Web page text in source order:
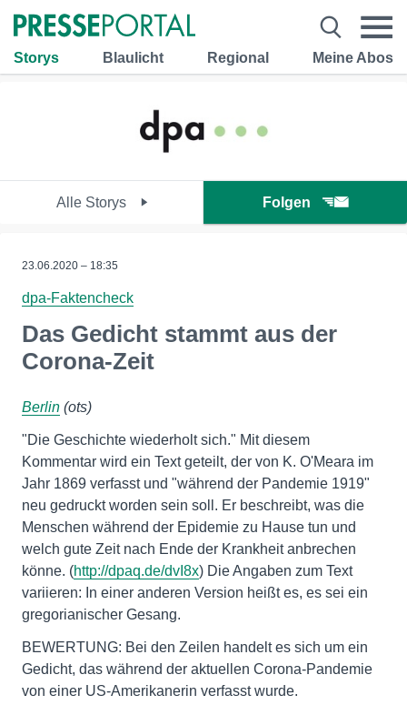
Storys Blaulicht Regional Meine Abos
Alle Storys Folgen
23.06.2020 – 18:35
dpa-Faktencheck
Das Gedicht stammt aus der
Corona-Zeit
Berlin (ots)
"Die Geschichte wiederholt sich." Mit diesem
Kommentar wird ein Text geteilt, der von K. O'Meara im
Jahr 1869 verfasst und "während der Pandemie 1919"
neu gedruckt worden sein soll. Er beschreibt, was die
Menschen während der Epidemie zu Hause tun und
welch gute Zeit nach Ende der Krankheit anbrechen
könne. (http://dpaq.de/dvI8x) Die Angaben zum Text
variieren: In einer anderen Version heißt es, es sei ein
gregorianischer Gesang.
BEWERTUNG: Bei den Zeilen handelt es sich um ein
Gedicht, das während der aktuellen Corona-Pandemie
von einer US-Amerikanerin verfasst wurde.